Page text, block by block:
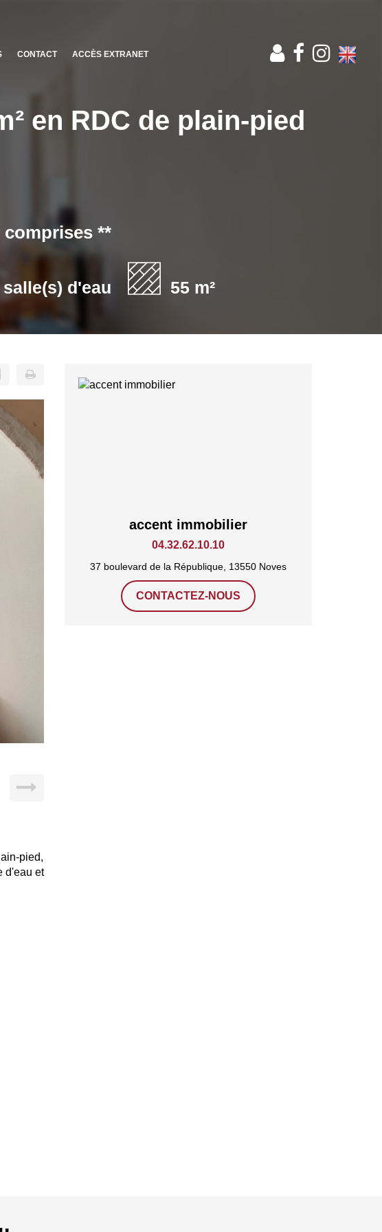
CONTACT ACCÈS EXTRANET
en RDC de plain-pied
comprises **
salle(s) d'eau 55 m²
pied,
d'eau et
accent immobilier
04.32.62.10.10
37 boulevard de la République, 13550 Noves
CONTACTEZ-NOUS